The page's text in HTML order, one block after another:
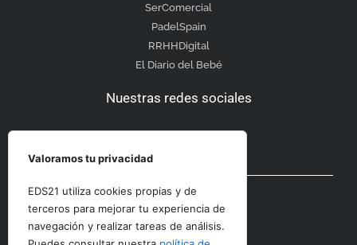
SerComercial
PadelSpain
RRHHDigital
El Diario del Bebé
Nuestras redes sociales
Otras secciones
Contacto
Valoramos tu privacidad
EDS21 utiliza cookies propias y de
terceros para mejorar tu experiencia de
navegación y realizar tareas de análisis.